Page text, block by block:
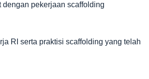
pekerjaan scaffolding
RI serta praktisi scaffolding yang telah